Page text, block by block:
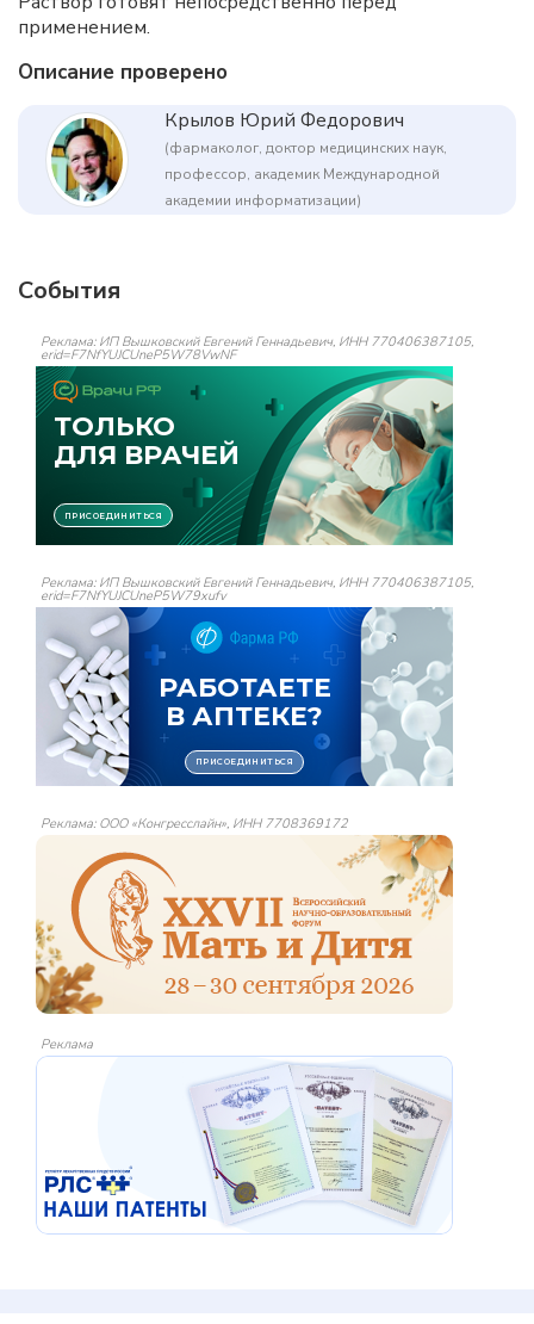
применением.
Описание проверено
Крылов Юрий Федорович
(фармаколог, доктор медицинских наук,
профессор, академик Международной
академии информатизации)
События
Реклама: ИП Вышковский Евгений Геннадьевич, ИНН 770406387105,
erid=F7NfYUJCUneP5W78VwNF
Реклама: ИП Вышковский Евгений Геннадьевич, ИНН 770406387105,
erid=F7NfYUJCUneP5W79xufv
Реклама: ООО «Конгресслайн», ИНН 7708369172
Реклама